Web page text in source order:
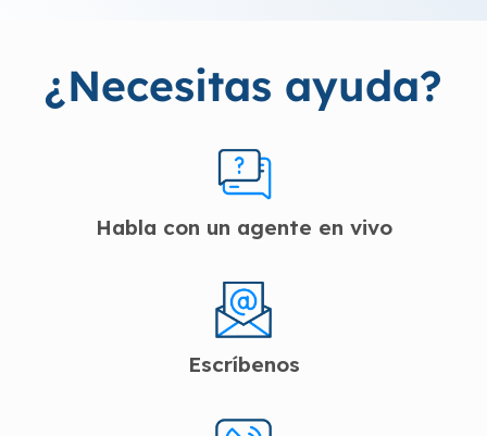
¿Necesitas ayuda?
Habla con un agente en vivo
Escríbenos